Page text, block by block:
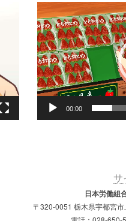
動
画
プ
レ
ー
ヤ
ー
00:00
サ
日本労働組
〒320-0051 栃木県宇都宮